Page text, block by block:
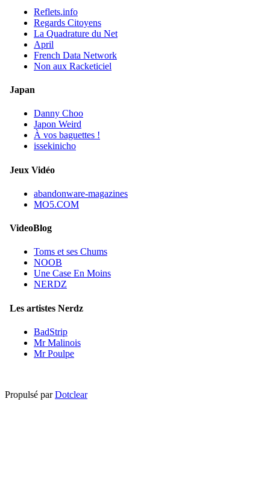
Reflets.info
Regards Citoyens
La Quadrature du Net
April
French Data Network
Non aux Racketiciel
Japan
Danny Choo
Japon Weird
À vos baguettes !
issekinicho
Jeux Vidéo
abandonware-magazines
MO5.COM
VideoBlog
Toms et ses Chums
NOOB
Une Case En Moins
NERDZ
Les artistes Nerdz
BadStrip
Mr Malinois
Mr Poulpe
Propulsé parDotclear